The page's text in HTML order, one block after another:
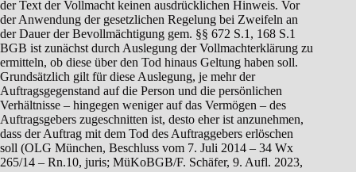
der Text der Vollmacht keinen ausdrücklichen Hinweis. Vor
der Anwendung der gesetzlichen Regelung bei Zweifeln an
der Dauer der Bevollmächtigung gem. §§ 672 S.1, 168 S.1
BGB ist zunächst durch Auslegung der Vollmachterklärung zu
ermitteln, ob diese über den Tod hinaus Geltung haben soll.
Grundsätzlich gilt für diese Auslegung, je mehr der
Auftragsgegenstand auf die Person und die persönlichen
Verhältnisse – hingegen weniger auf das Vermögen – des
Auftragsgebers zugeschnitten ist, desto eher ist anzunehmen,
dass der Auftrag mit dem Tod des Auftraggebers erlöschen
soll (OLG München, Beschluss vom 7. Juli 2014 – 34 Wx
265/14 – Rn.10, juris; MüKoBGB/F. Schäfer, 9. Aufl. 2023,